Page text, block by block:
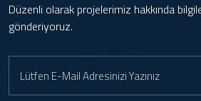
Aiper | Zamanı Geri
Deneyimi | 2026’ya
Düzenli olarak projelerimiz hakkında
gönderiyoruz.